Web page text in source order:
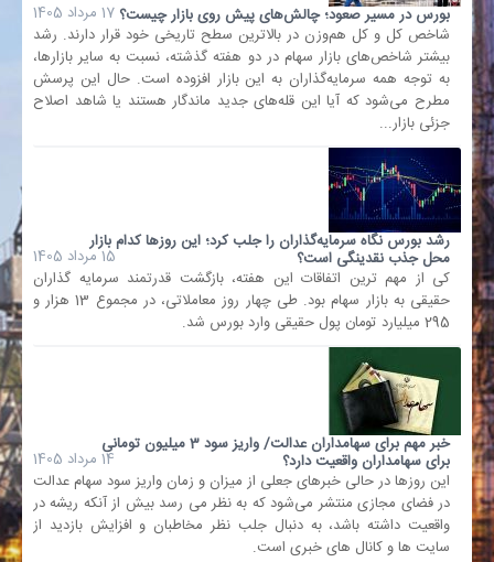
بورس در مسیر صعود؛ چالش‌های پیش روی بازار چیست؟ 17 مرداد 1405
شاخص کل و کل هم‌وزن در بالاترین سطح تاریخی خود قرار دارند. رشد
بیشتر شاخص‌های بازار سهام در دو هفته گذشته، نسبت به سایر بازارها،
به توجه همه سرمایه‌گذاران به این بازار افزوده است. حال این پرسش
مطرح می‌شود که آیا این قله‌های جدید ماندگار هستند یا شاهد اصلاح
جزئی بازار...
رشد بورس نگاه سرمایه‌گذاران را جلب کرد؛ این روزها کدام بازار
محل جذب نقدینگی است؟
15 مرداد 1405
کی از مهم ترین اتفاقات این هفته، بازگشت قدرتمند سرمایه گذاران
حقیقی به بازار سهام بود. طی چهار روز معاملاتی، در مجموع 13 هزار و
295 میلیارد تومان پول حقیقی وارد بورس شد.
خبر مهم برای سهامداران عدالت/ واریز سود 3 میلیون تومانی
برای سهامداران واقعیت دارد؟
14 مرداد 1405
این روزها در حالی خبرهای جعلی از میزان و زمان واریز سود سهام عدالت
در فضای مجازی منتشر می‌شود که به نظر می رسد بیش از آنکه ریشه در
واقعیت داشته باشد، به دنبال جلب نظر مخاطبان و افزایش بازدید از
سایت ها و کانال های خبری است.